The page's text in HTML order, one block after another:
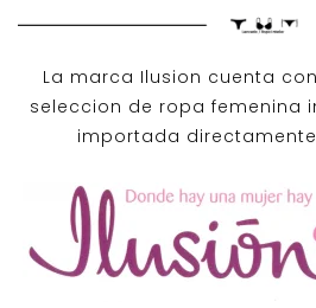
La marca Ilusion cuenta
seleccion de ropa femenina
importada